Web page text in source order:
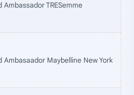
Ambassador TRESemme
Ambasaador Maybelline New York